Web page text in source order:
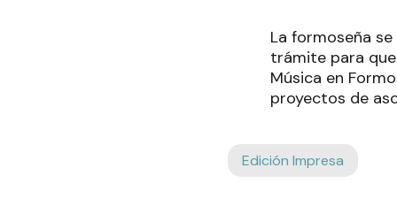
La formoseña
trámite para
Música en
proyectos de
Edición Impresa